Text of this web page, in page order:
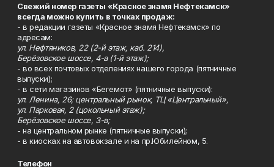
Свежий номер газеты «Красное знамя Нефтекамск»
всегда можно купить в точках продаж:
- в редакции газеты «Красное знамя Нефтекамск» по
адресам:
ул. Нефтяников, 22 (2-й этаж, каб. 214),
Берёзовское шоссе, 4-а (1-й этаж);
- во всех почтовых отделениях нашего города (пятничные
выпуски);
- в сети магазинов «Бегемот» (пятничные выпуски):
ул. Ленина, 26; центральный рынок, ТЦ «Центральный»,
ул. Парковая, 2 (цокольный этаж);
Берёзовское шоссе, 3-в;
- на центральном рынке (пятничные выпуски);
- в киосках на автовокзале и на пр.Юбилейном, 5.
Телефон